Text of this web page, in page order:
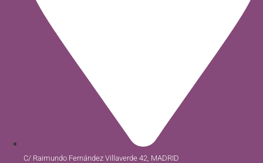
C/ Raimundo Fernández Villaverde 42, MADRID